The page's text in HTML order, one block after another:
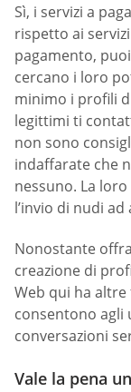
Sì, i servizi a
rispetto ai
pagamento,
cercano i loro
minimo i profili
legittimi ti
non sono
indaffarate che
nessuno. La
l’invio di nudi
Nonostante
creazione di
Web qui ha
consentono agli
conversazioni
Vale la pena